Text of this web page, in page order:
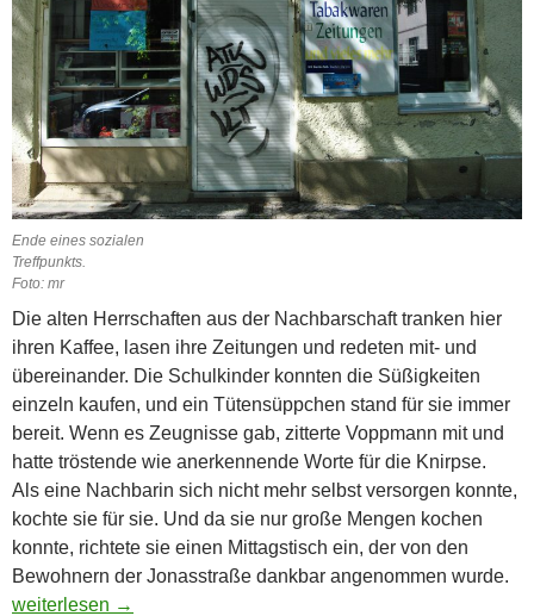
Ende eines sozialen
Treffpunkts.
Foto: mr
Die alten Herrschaften aus der Nachbarschaft tranken hier
ihren Kaffee, lasen ihre Zeitungen und redeten mit- und
übereinander. Die Schulkinder konnten die Süßigkeiten
einzeln kaufen, und ein Tütensüppchen stand für sie immer
bereit. Wenn es Zeugnisse gab, zitterte Voppmann mit und
hatte tröstende wie anerkennende Worte für die Knirpse.
Als eine Nachbarin sich nicht mehr selbst versorgen konnte,
kochte sie für sie. Und da sie nur große Mengen kochen
konnte, richtete sie einen Mittagstisch ein, der von den
Bewohnern der Jonasstraße dankbar angenommen wurde.
Aus für Tabakladen in der Jonasstraße
weiterlesen →